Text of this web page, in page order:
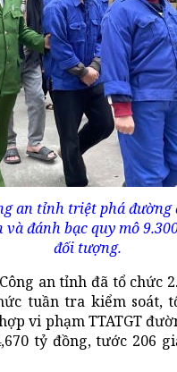
an tỉnh triệt phá đường
đánh bạc quy mô
đối tượng.
an tỉnh đã tổ chức
tuần tra kiểm soát,
vi phạm TTATGT
tỷ đồng, tước 206